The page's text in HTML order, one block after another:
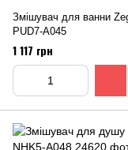
Змішувач для ванни
PUD7-A045
1 117 грн